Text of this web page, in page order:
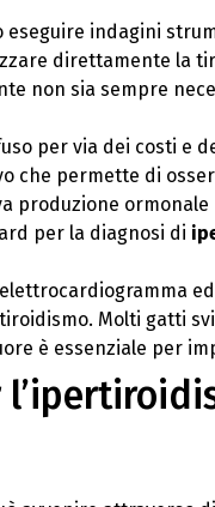
eseguire indagini
direttamente la
non sia sempre
per via dei costi e
che permette di
produzione
per la diagnosi di
Molti gatti
è essenziale per